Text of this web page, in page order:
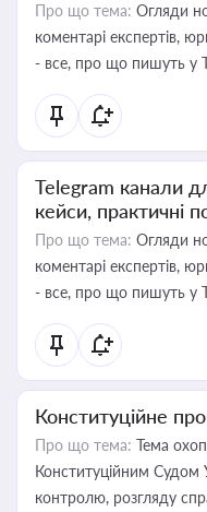
Про що тема: Огляди
коментарі експертів,
- все, про що пишуть у
Telegram канали
кейси, практичні
Про що тема: Огляди
коментарі експертів,
- все, про що пишуть у
Конституційне
Про що тема: Тема
Конституційним Судом
контролю, розгляду